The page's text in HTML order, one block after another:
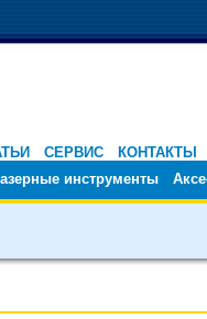
СЕРВИС КОНТАКТЫ
инструменты